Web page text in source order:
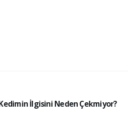
İlgisini Neden Çekmiyor?